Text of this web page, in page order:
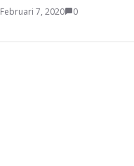
Februari 7, 2020 0